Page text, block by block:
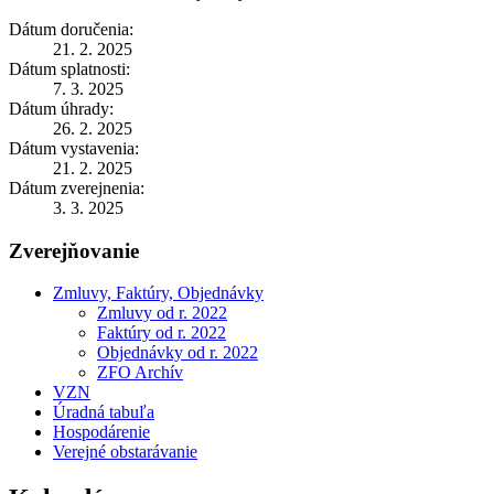
Dátum doručenia:
21. 2. 2025
Dátum splatnosti:
7. 3. 2025
Dátum úhrady:
26. 2. 2025
Dátum vystavenia:
21. 2. 2025
Dátum zverejnenia:
3. 3. 2025
Zverejňovanie
Zmluvy, Faktúry, Objednávky
Zmluvy od r. 2022
Faktúry od r. 2022
Objednávky od r. 2022
ZFO Archív
VZN
Úradná tabuľa
Hospodárenie
Verejné obstarávanie